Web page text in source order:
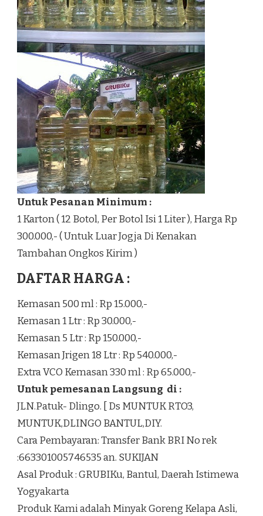
Untuk Pesanan Minimum :
1 Karton ( 12 Botol, Per Botol Isi 1 Liter ), Harga Rp
300.000,- ( Untuk Luar Jogja Di Kenakan
Tambahan Ongkos Kirim )
DAFTAR HARGA :
Kemasan 500 ml : Rp 15.000,-
Kemasan 1 Ltr : Rp 30.000,-
Kemasan 5 Ltr : Rp 150.000,-
Kemasan Jrigen 18 Ltr : Rp 540.000,-
Extra VCO Kemasan 330 ml : Rp 65.000,-
Untuk pemesanan Langsung di :
JLN.Patuk- Dlingo. [ Ds MUNTUK RTO3,
MUNTUK,DLINGO BANTUL,DIY.
Cara Pembayaran: Transfer Bank BRI No rek
:663301005746535 an. SUKIJAN
Asal Produk : GRUBIKu, Bantul, Daerah Istimewa
Yogyakarta
Produk Kami adalah Minyak Goreng Kelapa Asli,